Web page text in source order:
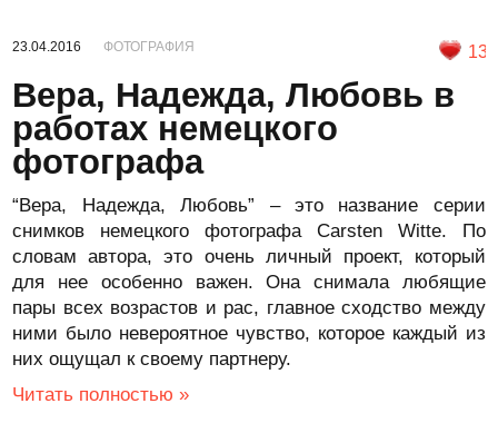
23.04.2016 ФОТОГРАФИЯ 13
Вера, Надежда, Любовь в
работах немецкого
фотографа
“Вера, Надежда, Любовь” – это название серии
снимков немецкого фотографа Carsten Witte. По
словам автора, это очень личный проект, который
для нее особенно важен. Она снимала любящие
пары всех возрастов и рас, главное сходство между
ними было невероятное чувство, которое каждый из
них ощущал к своему партнеру.
Читать полностью »